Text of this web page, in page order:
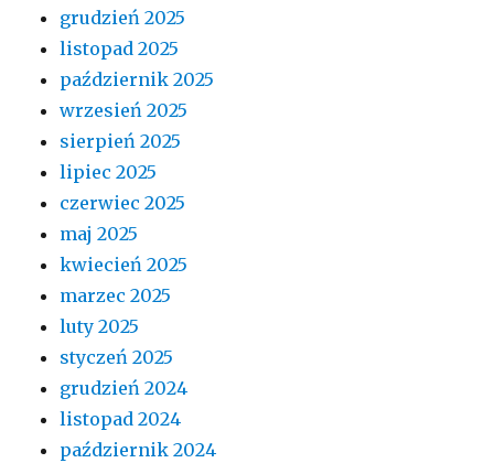
grudzień 2025
listopad 2025
październik 2025
wrzesień 2025
sierpień 2025
lipiec 2025
czerwiec 2025
maj 2025
kwiecień 2025
marzec 2025
luty 2025
styczeń 2025
grudzień 2024
listopad 2024
październik 2024